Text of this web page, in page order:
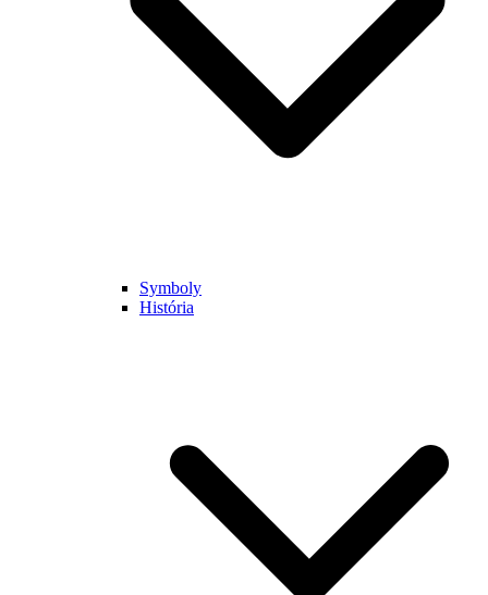
Symboly
História